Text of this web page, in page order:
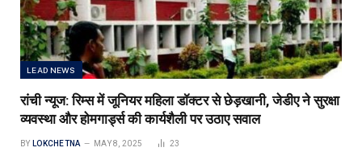
LEAD NEWS
रांची न्यूज: रिम्स में जूनियर महिला डॉक्टर से छेड़खानी, जेडीए ने सुरक्षा
व्यवस्था और होमगार्ड्स की कार्यशैली पर उठाए सवाल
BY LOKCHETNA MAY 8, 2025 23